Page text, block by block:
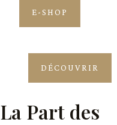
E-SHOP
DÉCOUVRIR
La Part des